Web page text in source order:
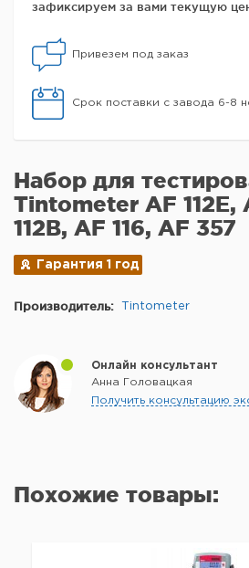
зафиксируем за вами текущую
Привезем под заказ
Срок поставки с завода 6-8
Набор для
Tintometer AF 112E,
112B, AF 116, AF 357
Гарантия 1 год
Производитель: Tintometer
Онлайн консультант
Анна Головацкая
Получить консультацию
Похожие товары: